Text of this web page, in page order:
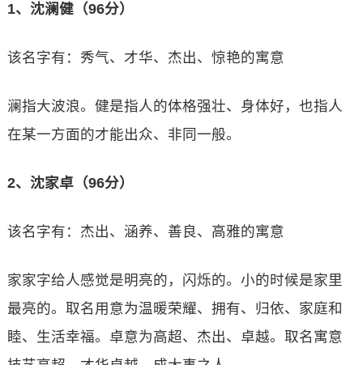
1、沈澜健（96分）
该名字有：秀气、才华、杰出、惊艳的寓意
澜指大波浪。健是指人的体格强壮、身体好，也指人
在某一方面的才能出众、非同一般。
2、沈家卓（96分）
该名字有：杰出、涵养、善良、高雅的寓意
家家字给人感觉是明亮的，闪烁的。小的时候是家里
最亮的。取名用意为温暖荣耀、拥有、归依、家庭和
睦、生活幸福。卓意为高超、杰出、卓越。取名寓意